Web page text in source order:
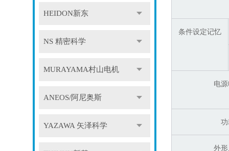
HEIDON新东
NS 精密科学
MURAYAMA村山电机
ANEOS/阿尼奥斯
YAZAWA 矢泽科学
条件设定记忆
电
外